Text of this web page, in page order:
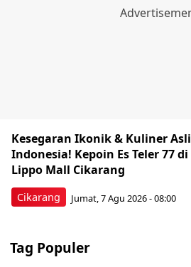
Cikarang
Kesegaran Ikonik & Kuliner Asli
Indonesia! Kepoin Es Teler 77 di
Lippo Mall Cikarang
Jumat, 7 Agu 2026 - 08:00
Tag Populer